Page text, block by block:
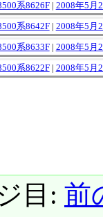
系8626F| 2008年5月
系8642F| 2008年5月
系8633F| 2008年5月
系8622F| 2008年5月
目: 前